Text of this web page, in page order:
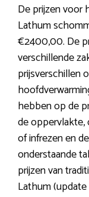
De prijzen voor
Lathum
€2400,00. De
verschillende
prijsverschillen
hebben op de
de
of infrezen en
onderstaande
prijzen van
Lathum